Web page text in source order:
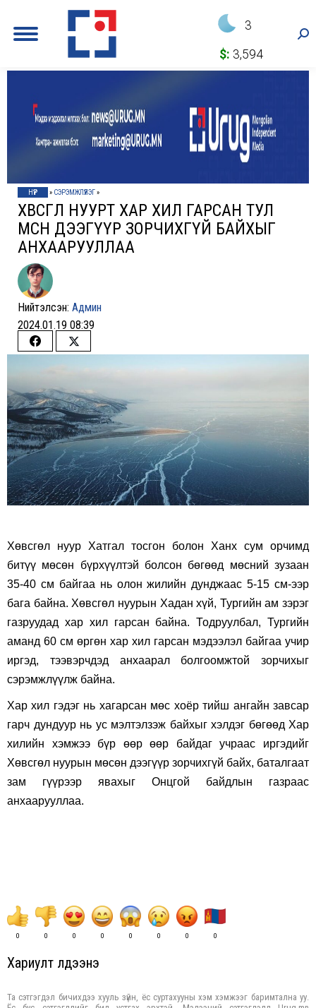
3
$: 3,594
НҮҮР » СЭРЭМЖЛҮҮЛЭГ»
ХӨВСГӨЛ НУУРТ ХАР ХИЛ ГАРСАН ТУЛ
МӨСӨН ДЭЭГҮҮР ЗОРЧИХГҮЙ БАЙХЫГ
АНХААРУУЛЛАА
Нийтэлсэн: Админ
2024.01.19 08:39
Share
Facebook
Share
Twitter
Хөвсгөл нуур Хатгал тосгон болон Ханх сум орчимд
битүү мөсөн бүрхүүлтэй болсон бөгөөд мөсний зузаан
35-40 см байгаа нь олон жилийн дунджаас 5-15 см-ээр
бага байна. Хөвсгөл нуурын Хадан хүй, Тургийн ам зэрэг
газруудад хар хил гарсан байна. Тодруулбал, Тургийн
аманд 60 см өргөн хар хил гарсан мэдээлэл байгаа учир
иргэд, тээвэрчдэд анхаарал болгоомжтой зорчихыг
сэрэмжлүүлж байна.
Хар хил гэдэг нь хагарсан мөс хоёр тийш ангайн завсар
гарч дундуур нь ус мэлтэлзэж байхыг хэлдэг бөгөөд Хар
хилийн хэмжээ бүр өөр өөр байдаг учраас иргэдийг
Хөвсгөл нуурын мөсөн дээгүүр зорчихгүй байх, баталгаат
зам гүүрээр явахыг Онцгой байдлын газраас
анхаарууллаа.
0 0 0 0 0 0 0 0
Хариулт үлдээнэ үү
Та сэтгэгдэл бичихдээ хууль зүйн, ёс суртахууны хэм хэмжээг баримтална уу.